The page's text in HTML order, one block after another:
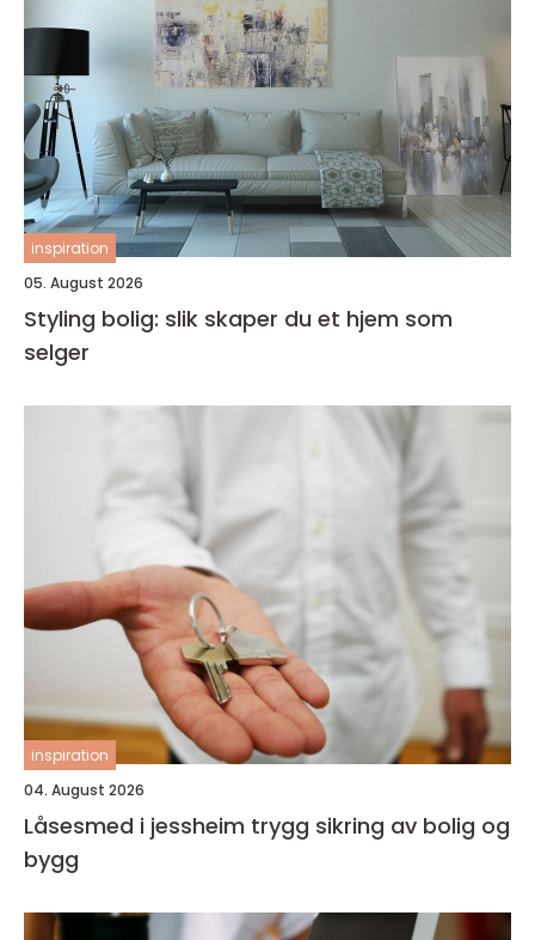
inspiration
05. August 2026
Styling bolig: slik skaper du et hjem som
selger
inspiration
04. August 2026
Låsesmed i jessheim trygg sikring av bolig og
bygg